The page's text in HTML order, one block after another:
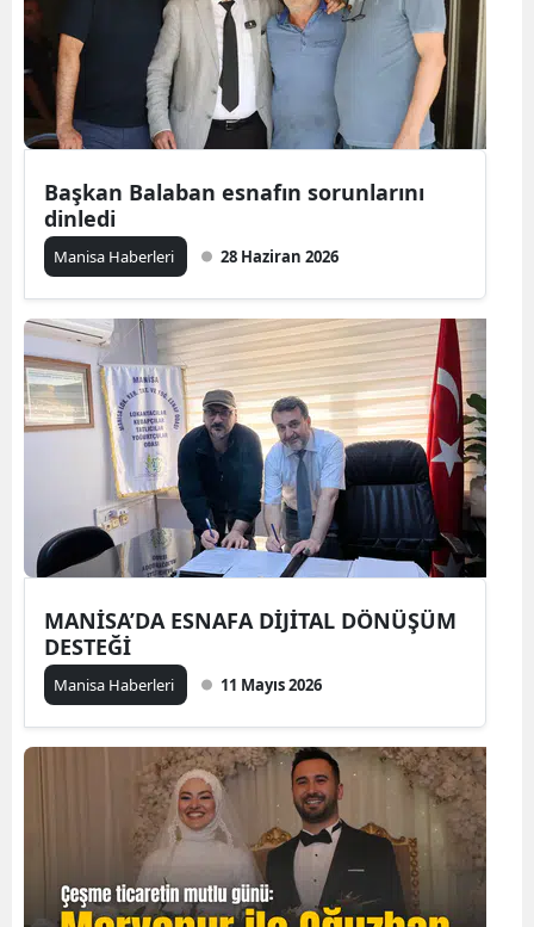
Başkan Balaban esnafın sorunlarını
dinledi
Manisa Haberleri 28 Haziran 2026
MANİSA’DA ESNAFA DİJİTAL DÖNÜŞÜM
DESTEĞİ
Manisa Haberleri 11 Mayıs 2026